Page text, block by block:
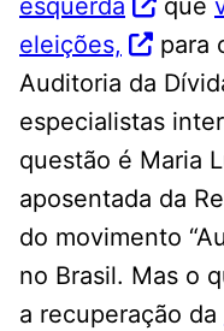
esquerda
que
eleições,
para
Auditoria da
especialistas
questão é Maria
aposentada da
do movimento
no Brasil. Mas o
a recuperação da